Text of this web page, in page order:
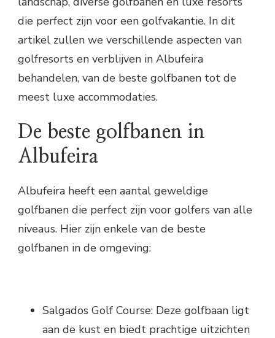
die perfect zijn voor een golfvakantie. In dit
artikel zullen we verschillende aspecten van
golfresorts en verblijven in Albufeira
behandelen, van de beste golfbanen tot de
meest luxe accommodaties.
De beste golfbanen in
Albufeira
Albufeira heeft een aantal geweldige
golfbanen die perfect zijn voor golfers van alle
niveaus. Hier zijn enkele van de beste
golfbanen in de omgeving:
Salgados Golf Course: Deze golfbaan ligt
aan de kust en biedt prachtige uitzichten